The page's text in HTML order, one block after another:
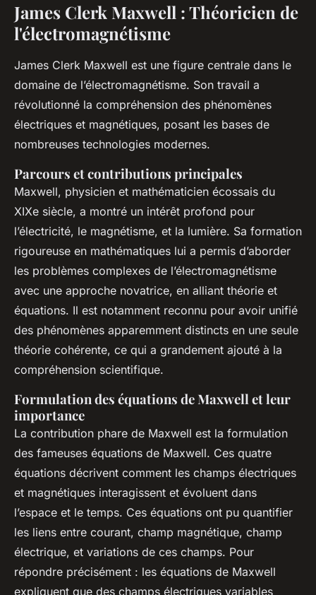
James Clerk Maxwell : Théoricien de
l'électromagnétisme
James Clerk Maxwell est une figure centrale dans le
domaine de l’électromagnétisme. Son travail a
révolutionné la compréhension des phénomènes
électriques et magnétiques, posant les bases de
nombreuses technologies modernes.
Parcours et contributions principales
Maxwell, physicien et mathématicien écossais du
XIXe siècle, a montré un intérêt profond pour
l’électricité, le magnétisme, et la lumière. Sa formation
rigoureuse en mathématiques lui a permis d’aborder
les problèmes complexes de l’électromagnétisme
avec une approche novatrice, en alliant théorie et
équations. Il est notamment reconnu pour avoir unifié
des phénomènes apparemment distincts en une seule
théorie cohérente, ce qui a grandement ajouté à la
compréhension scientifique.
Formulation des équations de Maxwell et leur
importance
La contribution phare de Maxwell est la formulation
des fameuses équations de Maxwell. Ces quatre
équations décrivent comment les champs électriques
et magnétiques interagissent et évoluent dans
l’espace et le temps. Ces équations ont pu quantifier
les liens entre courant, champ magnétique, champ
électrique, et variations de ces champs. Pour
répondre précisément : les équations de Maxwell
expliquent que des champs électriques variables